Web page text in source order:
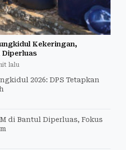
Kekeringan,
lalu
2026: DPS Tetapkan
di Bantul Diperluas, Fokus